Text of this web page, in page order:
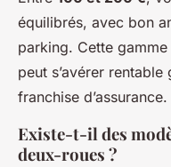
équilibrés, avec bon
parking. Cette
peut s’avérer
franchise d’assurance.
Existe-t-il des
deux-roues ?